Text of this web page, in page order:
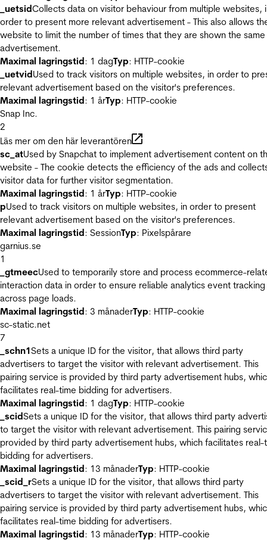
_uetsidCollects data on visitor behaviour from multiple websites,
order to present more relevant advertisement - This also allows
website to limit the number of times that they are shown the same
advertisement.
Maximal lagringstid: 1 dagTyp: HTTP-cookie
_uetvidUsed to track visitors on multiple websites, in order to
relevant advertisement based on the visitor's preferences.
Maximal lagringstid: 1 årTyp: HTTP-cookie
Snap Inc.
2
Läs mer om den här leverantören
sc_atUsed by Snapchat to implement advertisement content on
website - The cookie detects the efficiency of the ads and
visitor data for further visitor segmentation.
Maximal lagringstid: 1 årTyp: HTTP-cookie
pUsed to track visitors on multiple websites, in order to present
relevant advertisement based on the visitor's preferences.
Maximal lagringstid: SessionTyp: Pixelspårare
garnius.se
1
_gtmeecUsed to temporarily store and process ecommerce-
interaction data in order to ensure reliable analytics event tracking
across page loads.
Maximal lagringstid: 3 månaderTyp: HTTP-cookie
sc-static.net
7
_schn1Sets a unique ID for the visitor, that allows third party
advertisers to target the visitor with relevant advertisement. This
pairing service is provided by third party advertisement hubs,
facilitates real-time bidding for advertisers.
Maximal lagringstid: 1 dagTyp: HTTP-cookie
_scidSets a unique ID for the visitor, that allows third party
to target the visitor with relevant advertisement. This pairing
provided by third party advertisement hubs, which facilitates real-
bidding for advertisers.
Maximal lagringstid: 13 månaderTyp: HTTP-cookie
_scid_rSets a unique ID for the visitor, that allows third party
advertisers to target the visitor with relevant advertisement. This
pairing service is provided by third party advertisement hubs,
facilitates real-time bidding for advertisers.
Maximal lagringstid: 13 månaderTyp: HTTP-cookie